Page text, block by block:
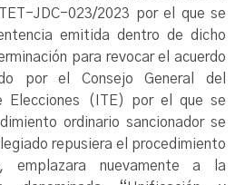
JDC-023/2023 por el que se
emitida dentro de dicho
para revocar el acuerdo
por el Consejo General del
Elecciones (ITE) por el que se
ordinario sancionador se
repusiera el procedimiento
nuevamente a la